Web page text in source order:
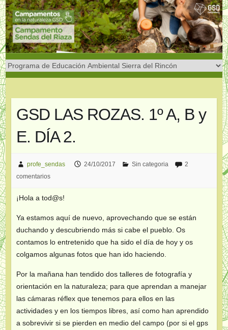
Saltar
al
contenido
GSD LAS ROZAS. 1º A, B y
E. DÍA 2.
profe_sendas 24/10/2017 Sin categoria
2
comentarios
¡Hola a tod@s!
Ya estamos aquí de nuevo, aprovechando que se están
duchando y descubriendo más si cabe el pueblo. Os
contamos lo entretenido que ha sido el día de hoy y os
colgamos algunas fotos que han ido haciendo.
Por la mañana han tendido dos talleres de fotografía y
orientación en la naturaleza; para que aprendan a manejar
las cámaras réflex que tenemos para ellos en las
actividades y en los tiempos libres, así como han aprendido
a sobrevivir si se pierden en medio del campo (por si el gps